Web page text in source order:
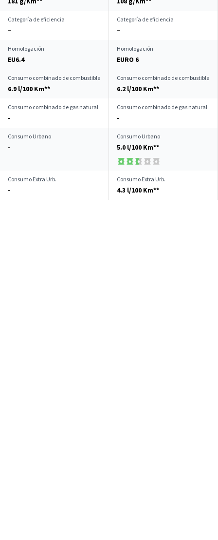
Categoría de eficiencia
–
Categoría de eficiencia
–
Homologación
EU6.4
Homologación
EURO 6
Consumo combinado de combustible
6.9 l/100 Km**
Consumo combinado de combustible
6.2 l/100 Km**
Consumo combinado de gas natural
-
Consumo combinado de gas natural
-
Consumo Urbano
-
Consumo Urbano
5.0 l/100 Km**
Consumo Extra Urb.
-
Consumo Extra Urb.
4.3 l/100 Km**